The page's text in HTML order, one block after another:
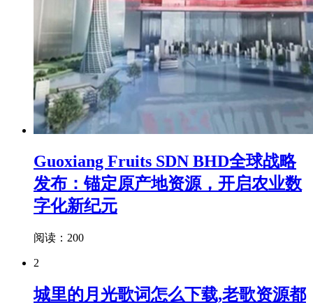
Guoxiang Fruits SDN BHD全球战略
发布：锚定原产地资源，开启农业数
字化新纪元
阅读：200
2
城里的月光歌词怎么下载,老歌资源都